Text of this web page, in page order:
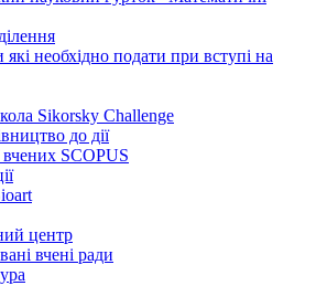
необхідно подати при вступі на
Sikorsky Challenge
до дії
вчених SCOPUS
центр
вчені ради